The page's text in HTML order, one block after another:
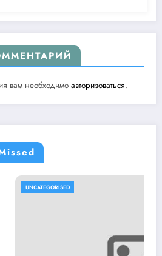
вам необходимо авторизоваться.